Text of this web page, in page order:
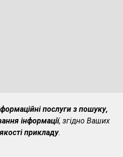
послуги з пошуку,
інформації, згідно Ваших
прикладу.